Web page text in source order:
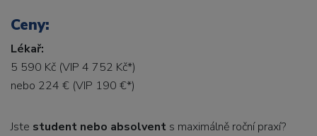
Ceny:
Lékař:
5 590 Kč (VIP 4 752 Kč*)
nebo 224 € (VIP 190 €*)
Jste student nebo absolvent s maximálně roční praxí?